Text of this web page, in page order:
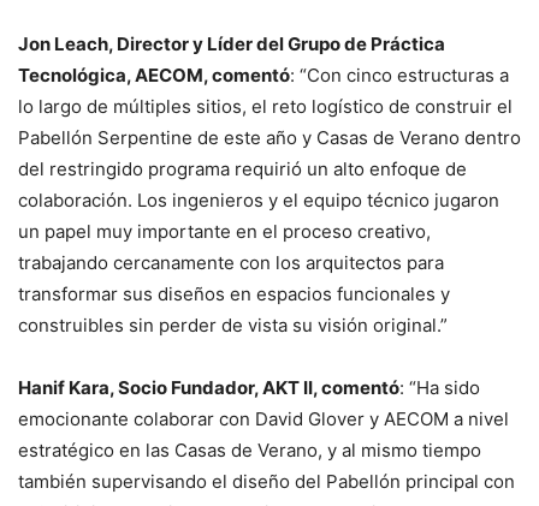
Jon Leach, Director y Líder del Grupo de Práctica
Tecnológica, AECOM, comentó: “Con cinco estructuras a
lo largo de múltiples sitios, el reto logístico de construir el
Pabellón Serpentine de este año y Casas de Verano dentro
del restringido programa requirió un alto enfoque de
colaboración. Los ingenieros y el equipo técnico jugaron
un papel muy importante en el proceso creativo,
trabajando cercanamente con los arquitectos para
transformar sus diseños en espacios funcionales y
construibles sin perder de vista su visión original.”
Hanif Kara, Socio Fundador, AKT II, comentó: “Ha sido
emocionante colaborar con David Glover y AECOM a nivel
estratégico en las Casas de Verano, y al mismo tiempo
también supervisando el diseño del Pabellón principal con